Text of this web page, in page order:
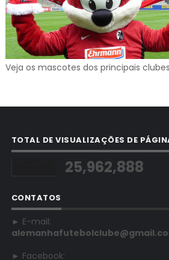
Veja os mascotes dos principais
TOTAL DE VISUALIZAÇÕES DE
25,962,888
CONTATOS
► E-mail:
► Facebook: